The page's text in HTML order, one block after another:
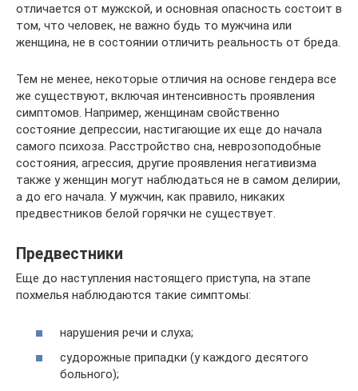
отличается от мужской, и основная опасность состоит в
том, что человек, не важно будь то мужчина или
женщина, не в состоянии отличить реальность от бреда.
Тем не менее, некоторые отличия на основе гендера все
же существуют, включая интенсивность проявления
симптомов. Например, женщинам свойственно
состояние депрессии, настигающие их еще до начала
самого психоза. Расстройство сна, неврозоподобные
состояния, агрессия, другие проявления негативизма
также у женщин могут наблюдаться не в самом делирии,
а до его начала. У мужчин, как правило, никаких
предвестников белой горячки не существует.
Предвестники
Еще до наступления настоящего приступа, на этапе
похмелья наблюдаются такие симптомы:
нарушения речи и слуха;
судорожные припадки (у каждого десятого
больного);